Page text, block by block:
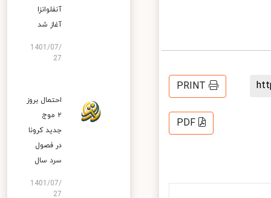
PRINT
PDF
آنفلوانزا
آغاز شد
1401/07/
27
احتمال بروز
۲ موج
جدید کرونا
در فصول
سرد سال
1401/07/
27